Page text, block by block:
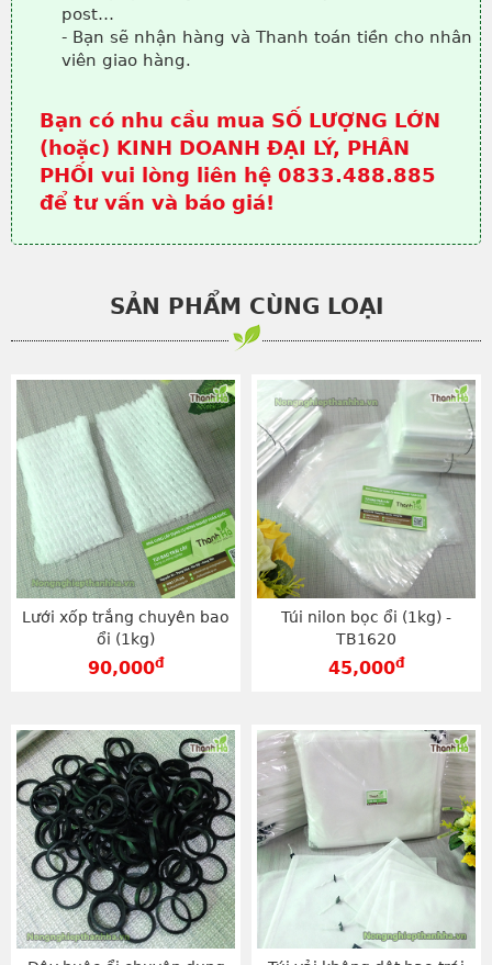
post…
- Bạn sẽ nhận hàng và Thanh toán tiền cho nhân
viên giao hàng.
Bạn có nhu cầu mua SỐ LƯỢNG LỚN
(hoặc) KINH DOANH ĐẠI LÝ, PHÂN
PHỐI vui lòng liên hệ 0833.488.885
để tư vấn và báo giá!
SẢN PHẨM CÙNG LOẠI
Lưới xốp trắng chuyên bao
ổi (1kg)
90,000đ
Túi nilon bọc ổi (1kg) -
TB1620
45,000đ